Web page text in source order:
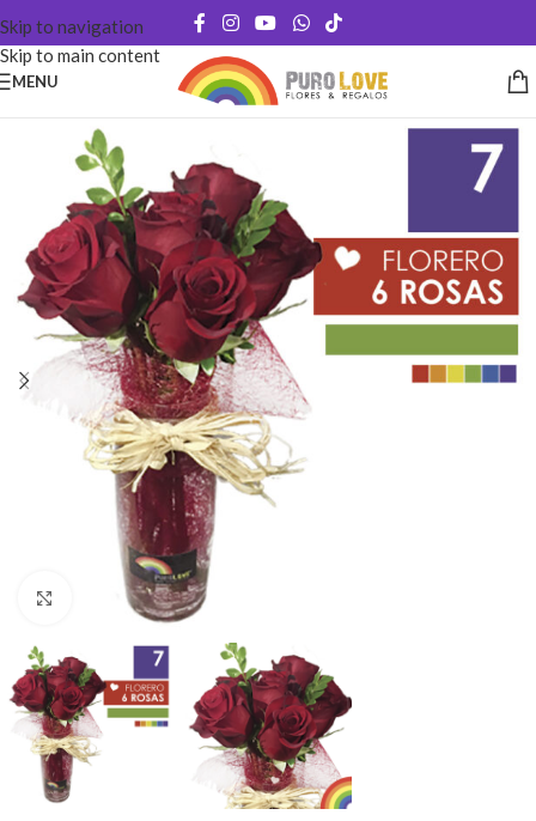
Skip to navigation
Skip to main content
MENU
Click to enlarge